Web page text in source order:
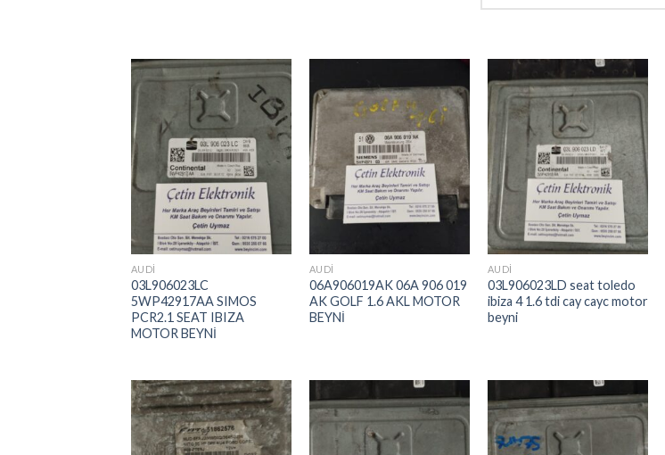
İstek
Listeme
Ekle
AUDI
03L906023LC
5WP42917AA SIMOS
PCR2.1 SEAT IBIZA
MOTOR BEYNİ
İstek
Listeme
Ekle
AUDI
06A906019AK 06A 906 019
AK GOLF 1.6 AKL MOTOR
BEYNİ
İstek
Listeme
Ekle
AUDI
03L906023LD seat toledo
ibiza 4 1.6 tdi cay cayc motor
beyni